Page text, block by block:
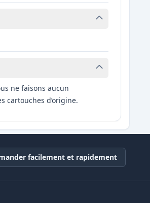
ne faisons aucun
cartouches d’origine.
facilement et rapidement